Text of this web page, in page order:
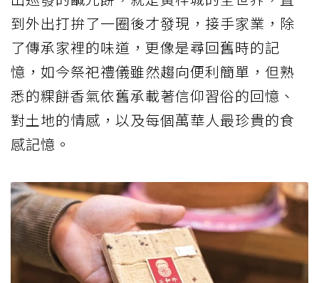
到外出打拚了一圈後才發現，接手家業，除
了傳承家裡的味道，更像是尋回舊時的記
憶，如今祭祀禮儀雖然趨向便利簡單，但熟
悉的粿餅香氣依舊承載著信仰習俗的回憶、
對土地的情感，以及每個萬華人最珍貴的食
感記憶。